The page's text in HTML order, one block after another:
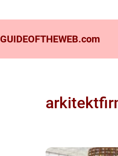
GUIDEOFTHEWEB.com